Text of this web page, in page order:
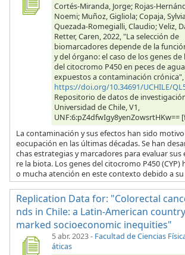
Cortés-Miranda, Jorge; Rojas-
Noemi; Muñoz, Gigliola; Copaja,
Quezada-Romegialli, Claudio; Veliz,
Retter, Caren, 2022, "La selección de
biomarcadores depende de la
y del órgano: el caso de los genes de
del citocromo P450 en peces de
expuestos a contaminación crónica",
https://doi.org/10.34691/UCHILE/
Repositorio de datos de
Universidad de Chile, V1,
UNF:6:pZ4dfwIgy8yenZowsrtHKw==
La contaminación y sus efectos han sido
eocupación en las últimas décadas. Se han
chas estrategias y marcadores para evaluar sus
re la biota. Los genes del citocromo P450 (CYP)
o mucha atención en este contexto debido a su
Replication Data for: "Colorectal
nds in Chile: a Latin-American
marked socioeconomic inequities"
5 abr. 2023- Facultad de Ciencias
áticas